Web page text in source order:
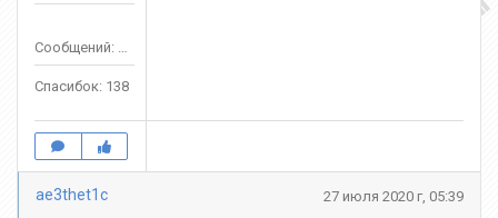
Сообщений: 569
Спасибок: 138
ae3thet1c 27 июля 2020 г, 05:39